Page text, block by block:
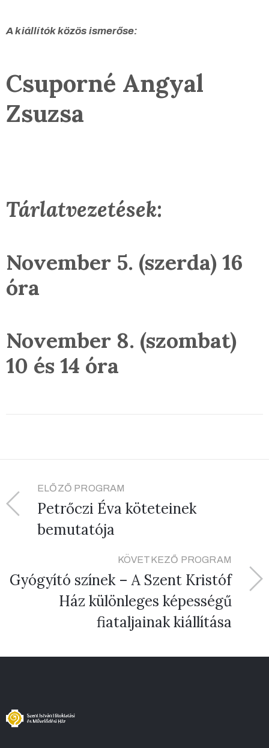
A kiállítók közös ismerőse:
Csuporné Angyal
Zsuzsa
Tárlatvezetések:
November 5. (szerda) 16
óra
November 8. (szombat)
10 és 14 óra
ELŐZŐ PROGRAM
Petrőczi Éva köteteinek
bemutatója
KÖVETKEZŐ PROGRAM
Gyógyító színek – A Szent Kristóf
Ház különleges képességű
fiataljainak kiállítása